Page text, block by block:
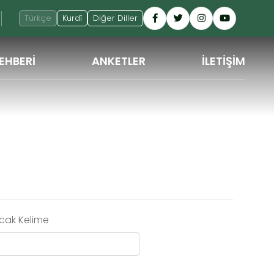
Türkçe Kurdî Diğer Diller
ANKETLER İLETİŞİM
Kelime